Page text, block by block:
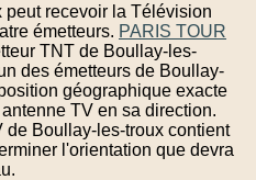
peut recevoir la Télévision
émetteurs. PARIS TOUR
TNT de Boullay-les-
des émetteurs de Boullay-
géographique exacte
TV en sa direction.
de Boullay-les-troux contient
l'orientation que devra